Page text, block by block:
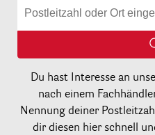
Du hast Interesse an
nach einem
Nennung deiner
dir diesen hier schnell